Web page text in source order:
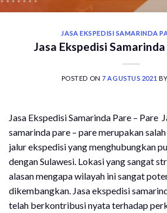
JASA EKSPEDISI SAMARINDA
Jasa Ekspedisi
POSTED ON7 AGUSTUS 2021
Jasa Ekspedisi Samarinda Pare – Pare
samarinda pare – pare merupakan
jalur ekspedisi yang menghubungkan
dengan Sulawesi. Lokasi yang sangat
alasan mengapa wilayah ini sangat
dikembangkan. Jasa ekspedisi
telah berkontribusi nyata terhadap